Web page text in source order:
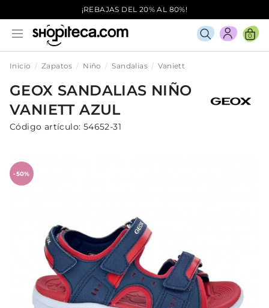
¡REBAJAS DEL 20% AL 80%!
0
Inicio Zapatos Niño Sandalias Vaniett
GEOX SANDALIAS NIÑO
VANIETTAZUL
Código artículo: 54652-31
-50%